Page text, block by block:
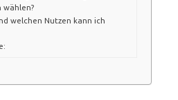
wählen?
welchen Nutzen kann ich